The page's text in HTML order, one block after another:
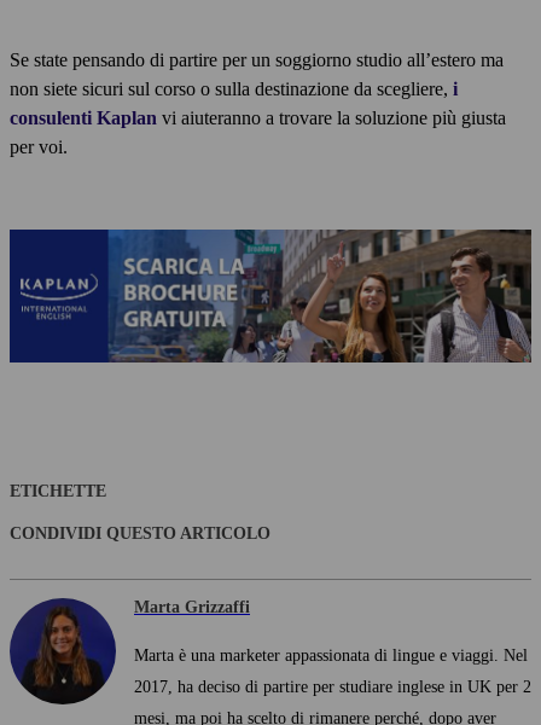
Se state pensando di partire per un soggiorno studio all’estero ma
non siete sicuri sul corso o sulla destinazione da scegliere, i
consulenti Kaplan vi aiuteranno a trovare la soluzione più giusta
per voi.
ETICHETTE
CONDIVIDI QUESTO ARTICOLO
Marta Grizzaffi
Marta è una marketer appassionata di lingue e viaggi. Nel
2017, ha deciso di partire per studiare inglese in UK per 2
mesi, ma poi ha scelto di rimanere perché, dopo aver